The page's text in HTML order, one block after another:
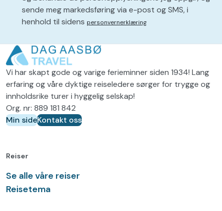
d
)
k
r
e
v
d
)
sende meg markedsføring via e-post og SMS, i
henhold til sidens personvernerklæring
Vi har skapt gode og varige ferieminner siden 1934! Lang
erfaring og våre dyktige reiseledere sørger for trygge og
innholdsrike turer i hyggelig selskap!
Org. nr: 889 181 842
Min sideKontakt oss
Reiser
Se alle våre reiser
Reisetema